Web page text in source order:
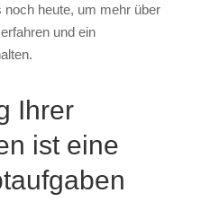
noch heute, um mehr über
und ein
Ihrer
ist eine